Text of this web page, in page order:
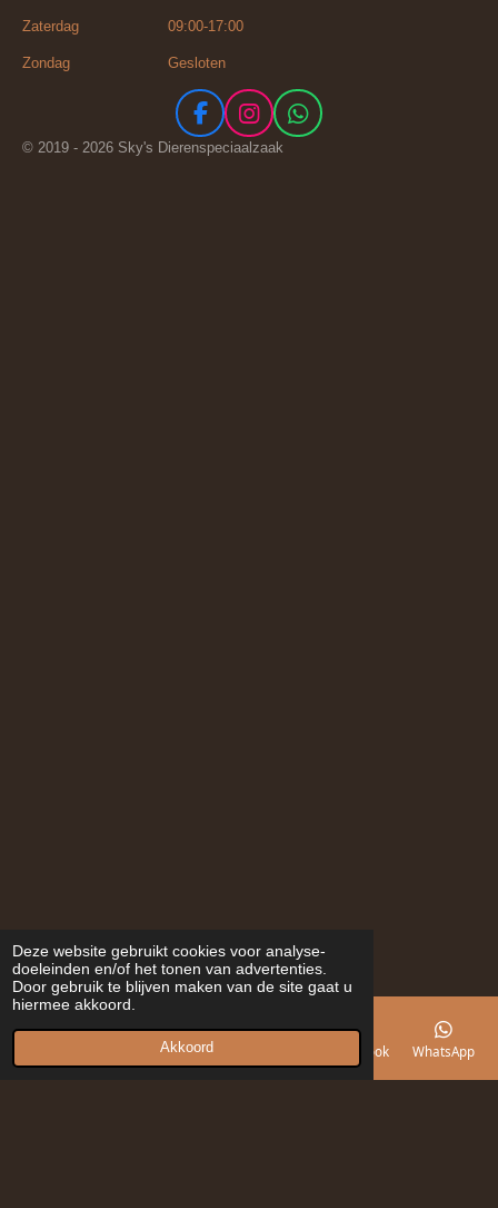
Deze website gebruikt cookies voor analyse-
doeleinden en/of het tonen van advertenties.
Door gebruik te blijven maken van de site gaat u
hiermee akkoord.
Akkoord
Zaterdag 09:00-17:00
Zondag Gesloten
F
a
I
n
W
© 2019 - 2026 Sky's Dierenspeciaalzaak
Telefoonnummer Facebook WhatsApp